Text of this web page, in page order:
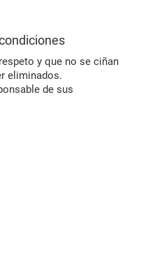
y que no se ciñan
eliminados.
de sus